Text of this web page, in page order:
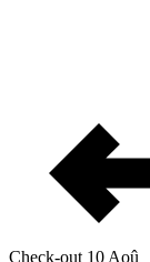
Check-out 10 Aoû